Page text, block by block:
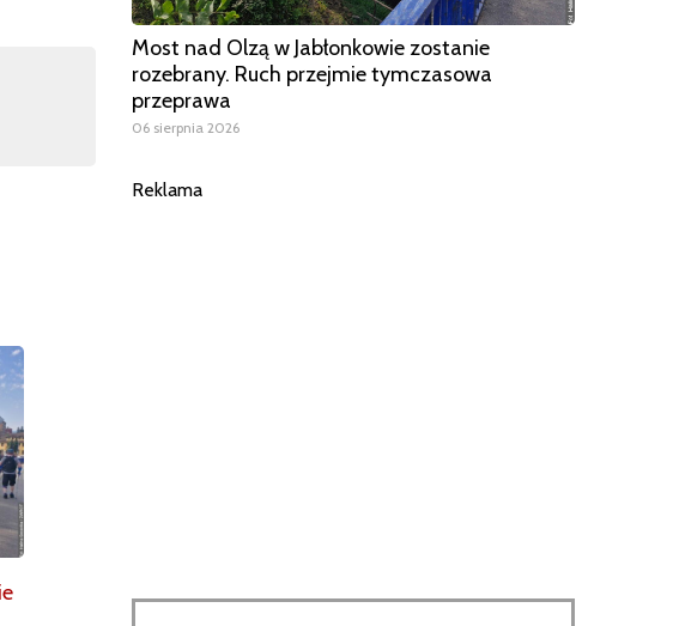
Most nad Olzą w Jabłonkowie zostanie
rozebrany. Ruch przejmie tymczasowa
przeprawa
06 sierpnia 2026
Reklama